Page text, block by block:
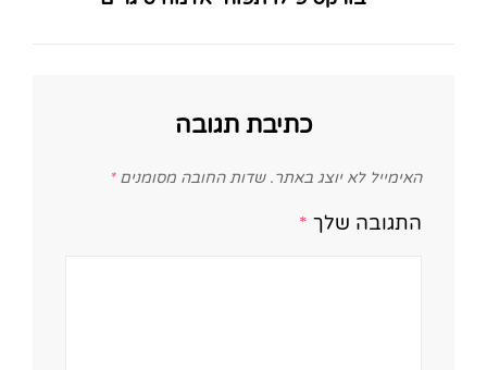
כתיבת תגובה
האימייל לא יוצג באתר. שדות החובה מסומנים*
התגובה שלך *